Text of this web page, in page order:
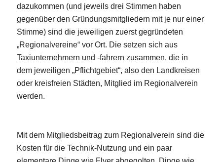
dazukommen (und jeweils drei Stimmen haben
gegenüber den Gründungsmitgliedern mit je nur einer
Stimme) sind die jeweiligen zuerst gegründeten
„Regionalvereine“ vor Ort. Die setzen sich aus
Taxiunternehmern und -fahrern zusammen, die in
dem jeweiligen „Pflichtgebiet“, also den Landkreisen
oder kreisfreien Städten, Mitglied im Regionalverein
werden.
Mit dem Mitgliedsbeitrag zum Regionalverein sind die
Kosten für die Technik-Nutzung und ein paar